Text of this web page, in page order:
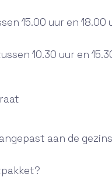
15.00 uur en 18.00
10.30 uur en
aan de